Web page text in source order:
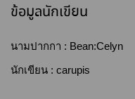
ข้อมูลนักเขียน
นามปากกา : Bean:Celyn
นักเขียน : carupis